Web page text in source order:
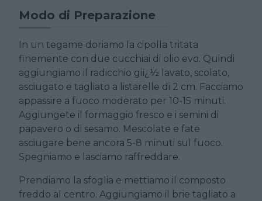
Modo di Preparazione
In un tegame doriamo la cipolla tritata
finemente con due cucchiai di olio evo. Quindi
aggiungiamo il radicchio giï¿½ lavato, scolato,
asciugato e tagliato a listarelle di 2 cm. Facciamo
appassire a fuoco moderato per 10-15 minuti.
Aggiungete il formaggio fresco e i semini di
papavero o di sesamo. Mescolate e fate
asciugare bene ancora 5-8 minuti sul fuoco.
Spegniamo e lasciamo raffreddare.
Prendiamo la sfoglia e mettiamo il composto
freddo al centro. Aggiungiamo il brie tagliato a